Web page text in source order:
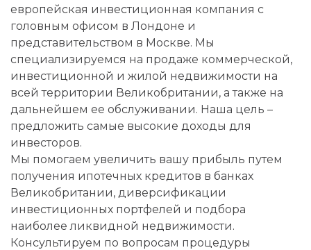
европейская инвестиционная компания с
головным офисом в Лондоне и
представительством в Москве. Мы
специализируемся на продаже коммерческой,
инвестиционной и жилой недвижимости на
всей территории Великобритании, а также на
дальнейшем ее обслуживании. Наша цель –
предложить самые высокие доходы для
инвесторов.
Мы помогаем увеличить вашу прибыль путем
получения ипотечных кредитов в банках
Великобритании, диверсификации
инвестиционных портфелей и подбора
наиболее ликвидной недвижимости.
Консультируем по вопросам процедуры